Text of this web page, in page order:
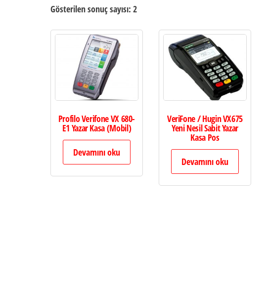
Gösterilen sonuç sayısı: 2
Profilo Verifone VX 680-
E1 Yazar Kasa (Mobil)
Devamını oku
VeriFone / Hugin VX675
Yeni Nesil Sabit Yazar
Kasa Pos
Devamını oku